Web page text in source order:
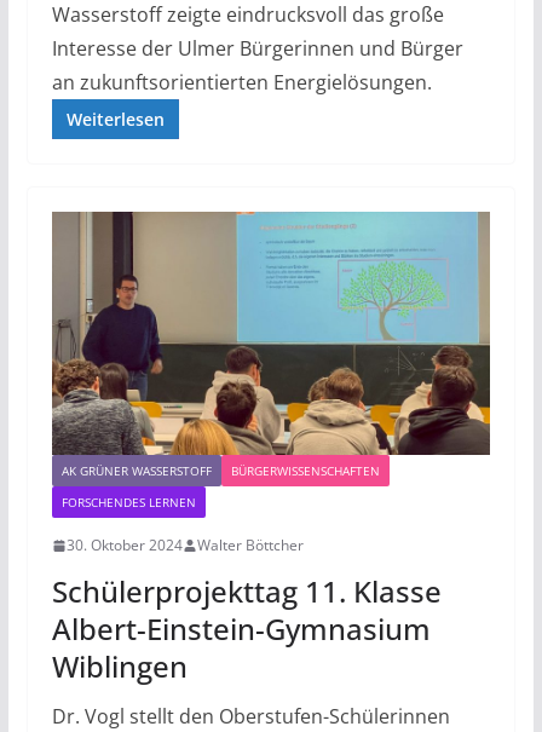
Wasserstoff zeigte eindrucksvoll das große
Interesse der Ulmer Bürgerinnen und Bürger
an zukunftsorientierten Energielösungen.
Weiterlesen
AK GRÜNER WASSERSTOFF
BÜRGERWISSENSCHAFTEN
FORSCHENDES LERNEN
30. Oktober 2024 Walter Böttcher
Schülerprojekttag 11. Klasse
Albert-Einstein-Gymnasium
Wiblingen
Dr. Vogl stellt den Oberstufen-Schülerinnen